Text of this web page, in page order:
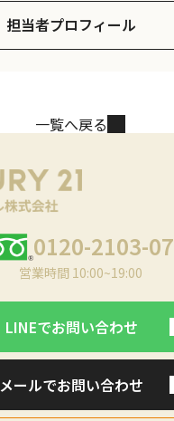
担当者プロフィール
一覧へ戻る
0120-2103-07
営業時間 10:00~19:00
LINEでお問い合わせ
メールでお問い合わせ